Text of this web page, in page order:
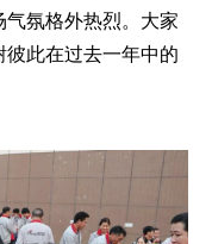
氛格外热烈。大家
此在过去一年中的